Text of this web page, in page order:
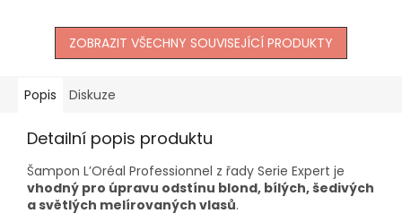
ZOBRAZIT VŠECHNY SOUVISEJÍCÍ PRODUKTY
Popis Diskuze
Detailní popis produktu
Šampon L’Oréal Professionnel z řady Serie Expert je
vhodný pro úpravu odstínu blond, bílých, šedivých
a světlých melírovaných vlasů.